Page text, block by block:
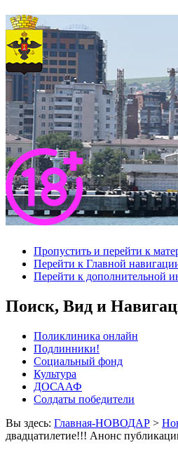
Пропустить и перейти к
Перейти к Главной
Перейти к дополнительной
Поиск, Вид и
Поликлиника онлайн
Подлинники!
Социальный фонд
Культура
ДОСААФ
Солдаты победители
Вы здесь: Главная-НОВОДАР >
двадцатилетие!!! Анонс